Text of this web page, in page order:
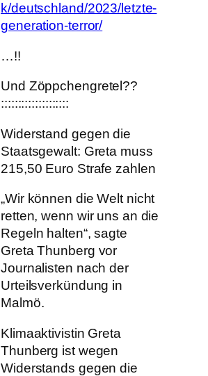
k/deutschland/2023/letzte-
generation-terror/
…!!
Und Zöppchengretel??
::::::::::::::::::::
Widerstand gegen die
Staatsgewalt: Greta muss
215,50 Euro Strafe zahlen
„Wir können die Welt nicht
retten, wenn wir uns an die
Regeln halten“, sagte
Greta Thunberg vor
Journalisten nach der
Urteilsverkündung in
Malmö.
Klimaaktivistin Greta
Thunberg ist wegen
Widerstands gegen die